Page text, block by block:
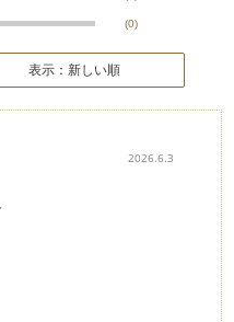
(0)
表示：新しい順
2026.6.3